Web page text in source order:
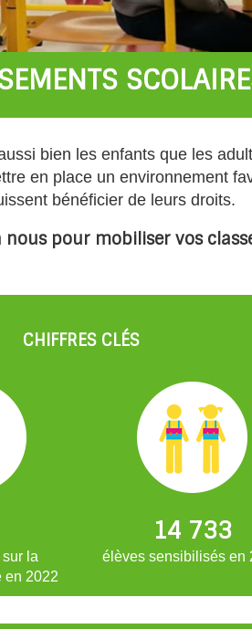
bien les enfants que les
en place un environnement
bénéficier de leurs droits.
nous pour mobiliser vos
CHIFFRES CLÉS
la
en 2022
14 733
élèves sensibilisés en